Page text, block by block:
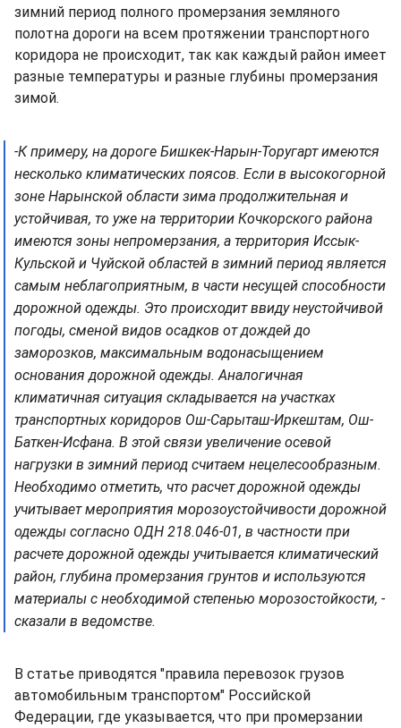
зимний период полного промерзания земляного
полотна дороги на всем протяжении транспортного
коридора не происходит, так как каждый район имеет
разные температуры и разные глубины промерзания
зимой.
-К примеру, на дороге Бишкек-Нарын-Торугарт имеются
несколько климатических поясов. Если в высокогорной
зоне Нарынской области зима продолжительная и
устойчивая, то уже на территории Кочкорского района
имеются зоны непромерзания, а территория Иссык-
Кульской и Чуйской областей в зимний период является
самым неблагоприятным, в части несущей способности
дорожной одежды. Это происходит ввиду неустойчивой
погоды, сменой видов осадков от дождей до
заморозков, максимальным водонасыщением
основания дорожной одежды. Аналогичная
климатичная ситуация складывается на участках
транспортных коридоров Ош-Сарыташ-Иркештам, Ош-
Баткен-Исфана. В этой связи увеличение осевой
нагрузки в зимний период считаем нецелесообразным.
Необходимо отметить, что расчет дорожной одежды
учитывает мероприятия морозоустойчивости дорожной
одежды согласно ОДН 218.046-01, в частности при
расчете дорожной одежды учитывается климатический
район, глубина промерзания грунтов и используются
материалы с необходимой степенью морозостойкости, -
сказали в ведомстве.
В статье приводятся "правила перевозок грузов
автомобильным транспортом" Российской
Федерации, где указывается, что при промерзании